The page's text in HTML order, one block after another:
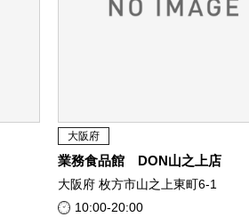
大阪府
業務食品館 DON山之上店
大阪府 枚方市山之上東町6-1
10:00-20:00